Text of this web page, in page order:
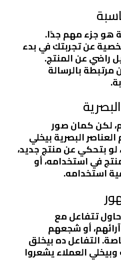
هو جزء مهم جدًا.
عن تجربتك في بدء
راضي عن المنتج.
بالرسالة
لكن كمان صور
البصرية بيخلي
لو بتحكي عن منتج جديد،
في استخدامه، أو
استخدامه.
تتفاعل مع
أو شجعهم
التفاعل ده بيخلق
العملاء يشعروا